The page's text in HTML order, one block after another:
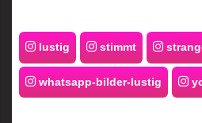
lustig stimmt
whatsapp-bilder-lustig